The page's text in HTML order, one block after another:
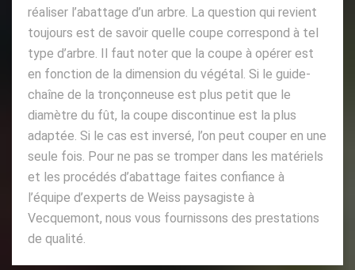
réaliser l’abattage d’un arbre. La question qui revient
toujours est de savoir quelle coupe correspond à tel
type d’arbre. Il faut noter que la coupe à opérer est
en fonction de la dimension du végétal. Si le guide-
chaîne de la tronçonneuse est plus petit que le
diamètre du fût, la coupe discontinue est la plus
adaptée. Si le cas est inversé, l’on peut couper en une
seule fois. Pour ne pas se tromper dans les matériels
et les procédés d’abattage faites confiance à
l’équipe d’experts de Weiss paysagiste à
Vecquemont, nous vous fournissons des prestations
de qualité.